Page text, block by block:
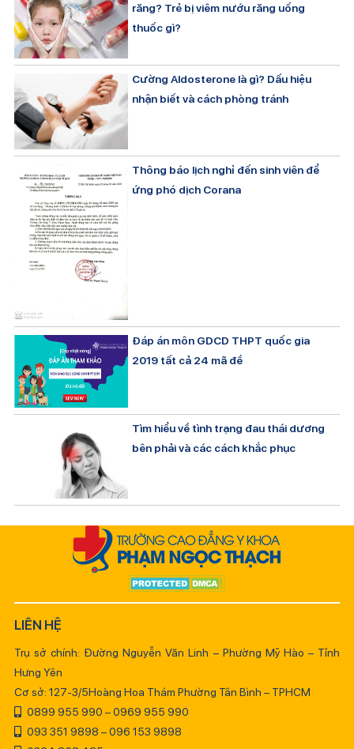
răng? Trẻ bị viêm nướu răng uống
thuốc gì?
Cường Aldosterone là gì? Dấu hiệu
nhận biết và cách phòng tránh
Thông báo lịch nghỉ đến sinh viên để
ứng phó dịch Corana
Đáp án môn GDCD THPT quốc gia
2019 tất cả 24 mã đề
Tìm hiểu về tình trạng đau thái dương
bên phải và các cách khắc phục
LIÊN HỆ
Trụ sở chính: Đường Nguyễn Văn Linh – Phường Mỹ Hào – Tỉnh
Hưng Yên
Cơ sở: 127-3/5Hoàng Hoa Thám Phường Tân Bình – TPHCM
0899 955 990 – 0969 955 990
093 351 9898 – 096 153 9898